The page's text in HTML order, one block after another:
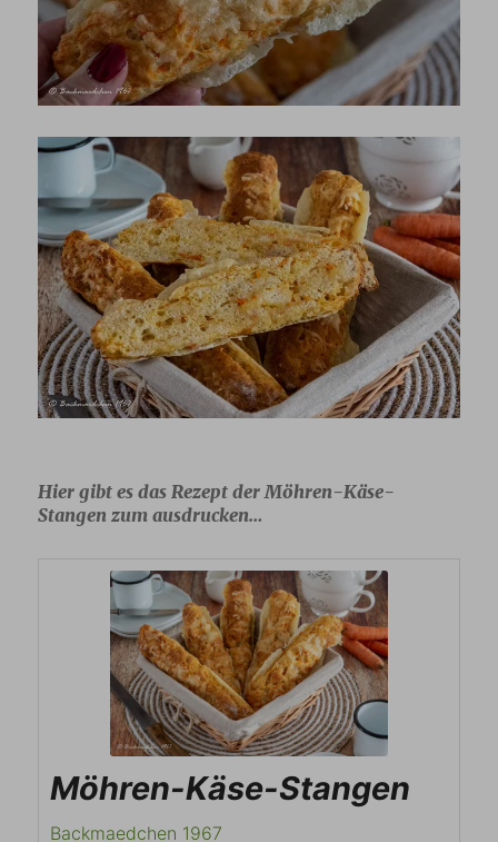
Hier gibt es das Rezept der Möhren-Käse-
Stangen zum ausdrucken…
Möhren-Käse-Stangen
Backmaedchen 1967